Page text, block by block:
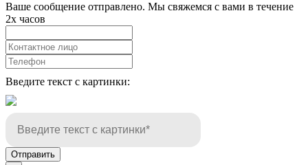
Ваше сообщение отправлено. Мы свяжемся с вами в течение
2х часов
Введите текст с картинки:
Отправить